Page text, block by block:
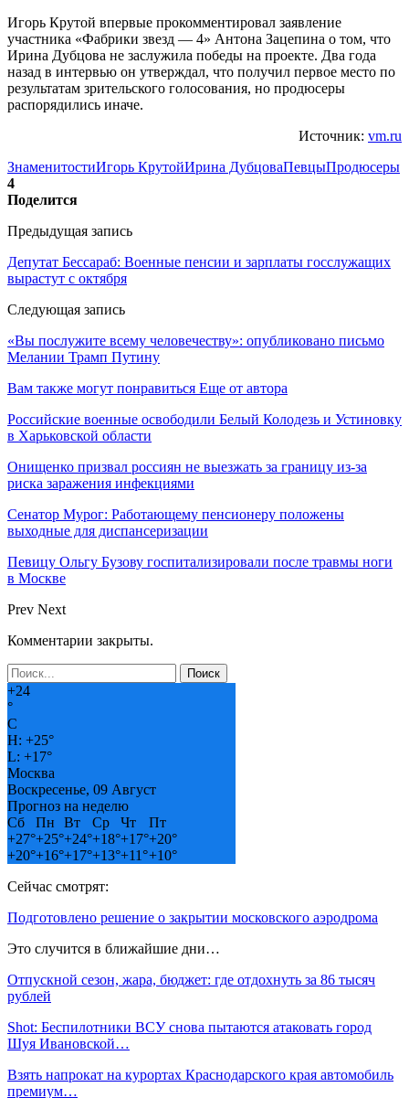
Игорь Крутой впервые прокомментировал заявление
участника «Фабрики звезд — 4» Антона Зацепина о том, что
Ирина Дубцова не заслужила победы на проекте. Два года
назад в интервью он утверждал, что получил первое место по
результатам зрительского голосования, но продюсеры
распорядились иначе.
Источник: vm.ru
ЗнаменитостиИгорь КрутойИрина ДубцоваПевцыПродюсеры
4
Поделится
Предыдущая запись
Депутат Бессараб: Военные пенсии и зарплаты госслужащих
вырастут с октября
Следующая запись
«Вы послужите всему человечеству»: опубликовано письмо
Мелании Трамп Путину
Вам также могут понравиться Еще от автора
Российские военные освободили Белый Колодезь и Устиновку
в Харьковской области
Онищенко призвал россиян не выезжать за границу из-за
риска заражения инфекциями
Сенатор Мурог: Работающему пенсионеру положены
выходные для диспансеризации
Певицу Ольгу Бузову госпитализировали после травмы ноги
в Москве
Prev Next
Комментарии закрыты.
+24
°
C
H: +25°
L: +17°
Москва
Воскресенье, 09 Август
Прогноз на неделю
Сб
Пн Вт Ср Чт
Пт
+27°+25°+24°+18°+17°+20°
+20°+16°+17°+13°+11°+10°
Сейчас смотрят:
Подготовлено решение о закрытии московского аэродрома
Это случится в ближайшие дни…
Отпускной сезон, жара, бюджет: где отдохнуть за 86 тысяч
рублей
Shot: Беспилотники ВСУ снова пытаются атаковать город
Шуя Ивановской…
Взять напрокат на курортах Краснодарского края автомобиль
премиум…